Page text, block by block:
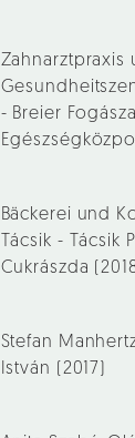
Zahnarztpraxis
- Breier
Bäckerei und
Tácsik - Tácsik
Cukrászda
Stefan
István (2017)